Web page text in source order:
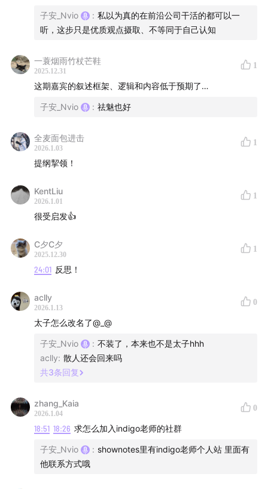
主播：子安
先谈认知
12:17 大厂与小厂之择，假设在这个时代做一个年轻人
20:26
有没有怀疑这波AI的时刻，又是如何打消疑虑的
38:21 不是人人都有接触独角兽负责人的机会，普通人该
怎么做
49:47
再聊变现！
从信仰充值到门庭若市
1:03:06 时间自由才是财富自由
1:09:48何时下重注，何时控风险，工程化的等待vs信仰的
子安_Nvio : 私以为真的在前沿公司干活的都可以一
听，这步只是优质观点摄取、不等同于自己认知
一蓑烟雨竹杖芒鞋
2025.12.31
1
这期嘉宾的叙述框架、逻辑和内容低于预期了…
子安_Nvio : 祛魅也好
全麦面包进击
2026.1.03
1
提纲挈领！
KentLiu
2026.1.01
1
很受启发👍
C夕C夕
2025.12.30
1
24:01 反思！
aclly
2026.1.13
0
太子怎么改名了@_@
子安_Nvio : 不装了，本来也不是太子hhh
aclly: 散人还会回来吗
共3条回复
zhang_Kaia
2026.1.04
0
18:51 18:26 求怎么加入indigo老师的社群
子安_Nvio : shownotes里有indigo老师个人站 里面有
他联系方式哦